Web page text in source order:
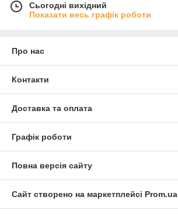
Сьогодні вихідний
Показати весь графік роботи
Про нас
Контакти
Доставка та оплата
Графік роботи
Повна версія сайту
Сайт створено на маркетплейсі Prom.ua